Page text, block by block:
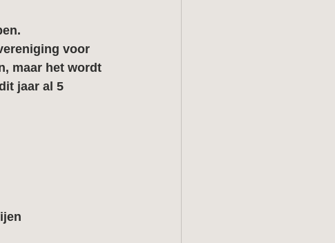
voor
maar het wordt
jaar al 5